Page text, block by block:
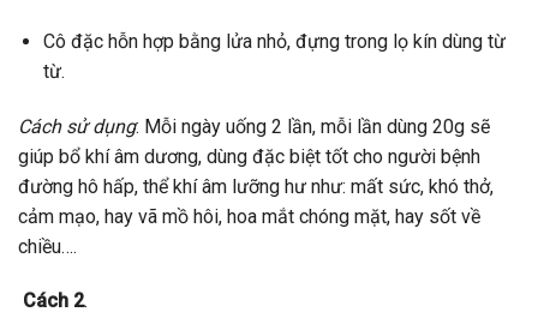
Cô đặc hỗn hợp bằng lửa nhỏ, đựng trong lọ kín dùng từ
từ.
Cách sử dụng: Mỗi ngày uống 2 lần, mỗi lần dùng 20g sẽ
giúp bổ khí âm dương, dùng đặc biệt tốt cho người bệnh
đường hô hấp, thể khí âm lưỡng hư như: mất sức, khó thở,
cảm mạo, hay vã mồ hôi, hoa mắt chóng mặt, hay sốt về
chiều….
Cách 2.